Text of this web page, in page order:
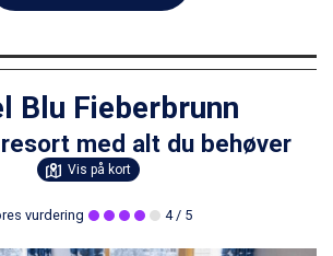
Blu Fieberbrunn
med alt du behøver
Vis på kort
vurdering 4/ 5